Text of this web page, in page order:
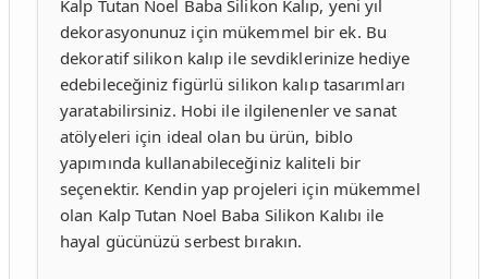
Kalp Tutan Noel Baba Silikon Kalıp, yeni yıl
dekorasyonunuz için mükemmel bir ek. Bu
dekoratif silikon kalıp ile sevdiklerinize hediye
edebileceğiniz figürlü silikon kalıp tasarımları
yaratabilirsiniz. Hobi ile ilgilenenler ve sanat
atölyeleri için ideal olan bu ürün, biblo
yapımında kullanabileceğiniz kaliteli bir
seçenektir. Kendin yap projeleri için mükemmel
olan Kalp Tutan Noel Baba Silikon Kalıbı ile
hayal gücünüzü serbest bırakın.